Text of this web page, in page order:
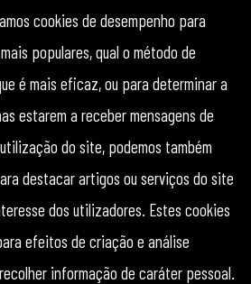
cookies de desempenho para
populares, qual o método de
é mais eficaz, ou para determinar a
estarem a receber mensagens de
do site, podemos também
destacar artigos ou serviços do site
dos utilizadores. Estes cookies
efeitos de criação e análise
informação de caráter pessoal.